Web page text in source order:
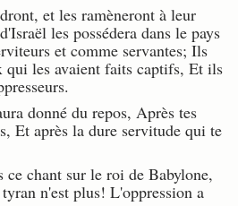
et les ramèneront à leur
les possédera dans le pays
et comme servantes; Ils
qui les avaient faits captifs, Et ils
donné du repos, Après tes
Et après la dure servitude qui te
chant sur le roi de Babylone,
n'est plus! L'oppression a